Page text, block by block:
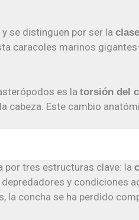
se distinguen por ser la
caracoles marinos
es la torsión del
cabeza. Este cambio
por tres estructuras clave: la
y condiciones
la concha se ha perdido